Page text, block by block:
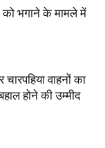
को भगाने के मामले में
वाहनों का
होने की उम्मीद